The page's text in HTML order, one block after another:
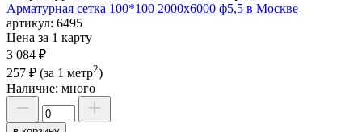
Арматурная сетка 100*100 2000х6000 ф5,5 в Москве
артикул: 6495
Цена за 1 карту
3 084 ₽
257 ₽ (за 1 метр2)
Наличие: много